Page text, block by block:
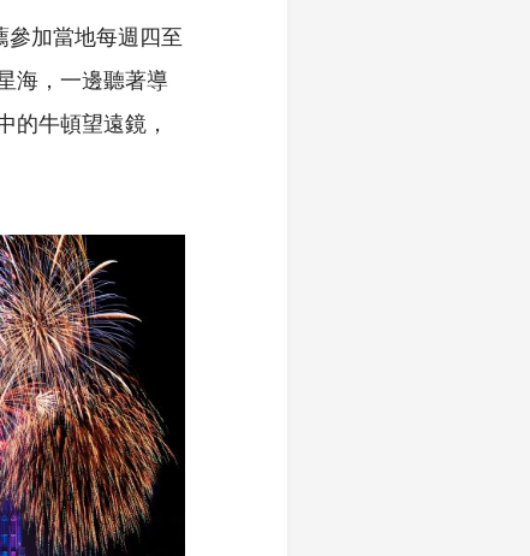
加當地每週四至
海，一邊聽著導
的牛頓望遠鏡，